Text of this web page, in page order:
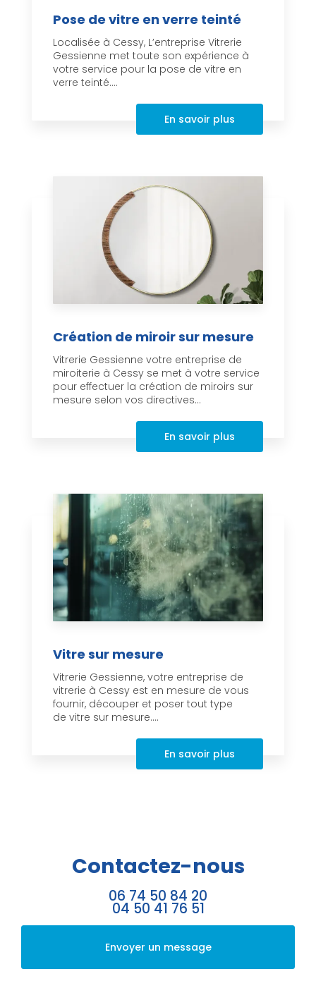
Pose de vitre en verre teinté
Localisée à Cessy, L’entreprise Vitrerie
Gessienne met toute son expérience à
votre service pour la pose de vitre en
verre teinté....
En savoir plus
Création de miroir sur mesure
Vitrerie Gessienne votre entreprise de
miroiterie à Cessy se met à votre service
pour effectuer la création de miroirs sur
mesure selon vos directives...
En savoir plus
Vitre sur mesure
Vitrerie Gessienne, votre entreprise de
vitrerie à Cessy est en mesure de vous
fournir, découper et poser tout type
de vitre sur mesure....
En savoir plus
Contactez-nous
06 74 50 84 20
04 50 41 76 51
Envoyer un message